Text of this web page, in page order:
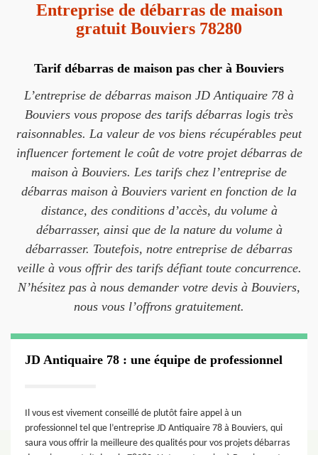
Entreprise de débarras de maison
gratuit Bouviers 78280
Tarif débarras de maison pas cher à Bouviers
L’entreprise de débarras maison JD Antiquaire 78 à
Bouviers vous propose des tarifs débarras logis très
raisonnables. La valeur de vos biens récupérables peut
influencer fortement le coût de votre projet débarras de
maison à Bouviers. Les tarifs chez l’entreprise de
débarras maison à Bouviers varient en fonction de la
distance, des conditions d’accès, du volume à
débarrasser, ainsi que de la nature du volume à
débarrasser. Toutefois, notre entreprise de débarras
veille à vous offrir des tarifs défiant toute concurrence.
N’hésitez pas à nous demander votre devis à Bouviers,
nous vous l’offrons gratuitement.
JD Antiquaire 78 : une équipe de professionnel
Il vous est vivement conseillé de plutôt faire appel à un
professionnel tel que l’entreprise JD Antiquaire 78 à Bouviers, qui
saura vous offrir la meilleure des qualités pour vos projets débarras